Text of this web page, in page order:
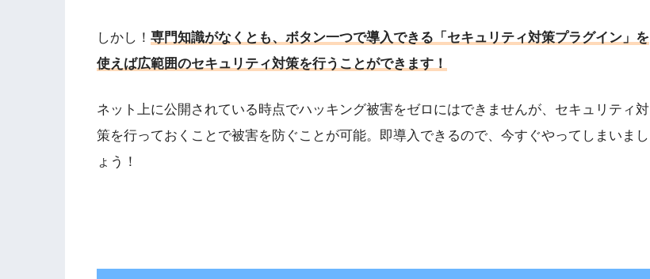
しかし！ 専門知識がなくとも、ボタン一つで導入できる「セキュリティ対策プラグイン」を
使えば広範囲のセキュリティ対策を行うことができます！
ネット上に公開されている時点でハッキング被害をゼロにはできませんが、セキュリティ対
策を行っておくことで被害を防ぐことが可能。即導入できるので、今すぐやってしまいまし
ょう！